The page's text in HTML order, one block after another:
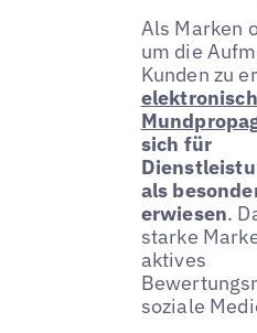
Als Marken
um die
Kunden zu
sich für
als
erwiesen.
starke
aktives
soziale